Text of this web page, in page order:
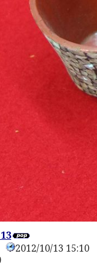
2012/10/13